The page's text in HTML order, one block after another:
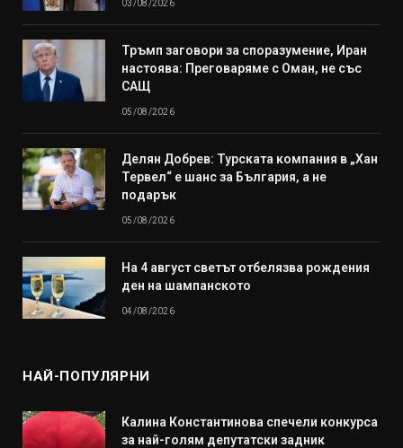
03/08/2026
Тръмп заговори за споразумение, Иран
настоява: Преговаряме с Оман, не със
САЩ
05/08/2026
Делян Добрев: Турската компания в „Хан
Тервел“ е шанс за България, а не
подарък
05/08/2026
На 4 август светът отбелязва рождения
ден на шампанското
04/08/2026
НАЙ-ПОПУЛЯРНИ
Калина Константинова спечели конкурса
за най-голям депутатски задник